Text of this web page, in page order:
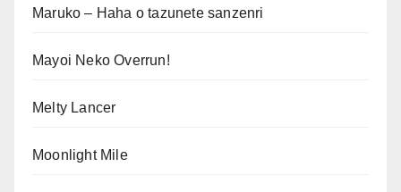
Maruko – Haha o tazunete sanzenri
Mayoi Neko Overrun!
Melty Lancer
Moonlight Mile